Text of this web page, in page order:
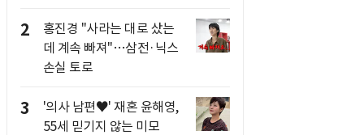
2
홍진경 "사라는 대로 샀는
데 계속 빠져"…삼전·닉스
손실 토로
3
'의사 남편♥' 재혼 윤해영,
55세 믿기지 않는 미모